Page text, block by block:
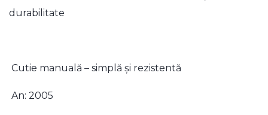
durabilitate
Cutie manuală – simplă și rezistentă
An: 2005